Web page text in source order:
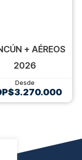
+ AÉREOS
2026
3.270.000